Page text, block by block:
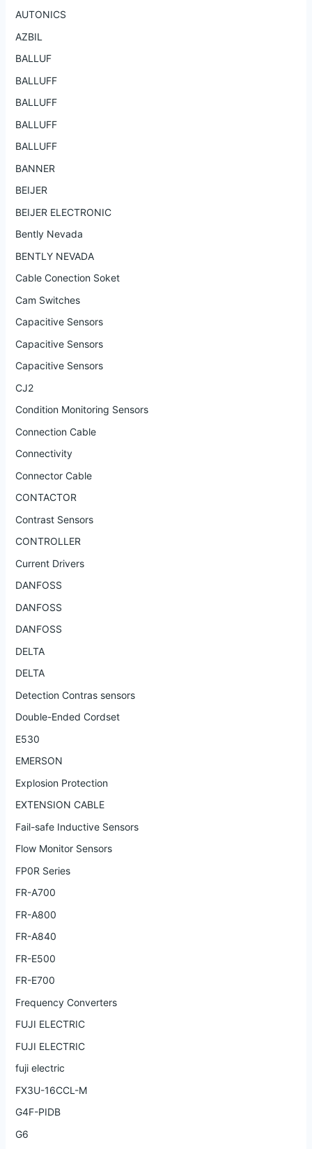
AUTONICS
AZBIL
BALLUF
BALLUFF
BALLUFF
BALLUFF
BALLUFF
BANNER
BEIJER
BEIJER ELECTRONIC
Bently Nevada
BENTLY NEVADA
Cable Conection Soket
Cam Switches
Capacitive Sensors
Capacitive Sensors
Capacitive Sensors
CJ2
Condition Monitoring Sensors
Connection Cable
Connectivity
Connector Cable
CONTACTOR
Contrast Sensors
CONTROLLER
Current Drivers
DANFOSS
DANFOSS
DANFOSS
DELTA
DELTA
Detection Contras sensors
Double-Ended Cordset
E530
EMERSON
Explosion Protection
EXTENSION CABLE
Fail-safe Inductive Sensors
Flow Monitor Sensors
FP0R Series
FR-A700
FR-A800
FR-A840
FR-E500
FR-E700
Frequency Converters
FUJI ELECTRIC
FUJI ELECTRIC
fuji electric
FX3U-16CCL-M
G4F-PIDB
G6